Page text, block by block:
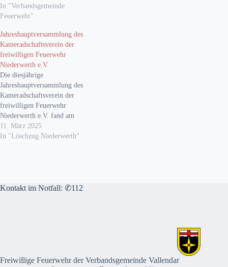
Gasthaus „Zur Rheinschanz“
stattfand, konnte der 1.
eine große Anzahl von
Kameraden begrüßen. Neben
der zahlreich erschienenen
Altersabteilung konnte der
Ortsbürgermeister Josef
Gans, der Beigeordnete der
Verbandsgemeinde Vallendar
Wilfried Münz, der…
In "Verbandsgemeinde
Feuerwehr"
Jahreshauptversammlung des
Kameradschaftsverein der
freiwilligen Feuerwehr
Niederwerth e.V.
Die diesjährige
Jahreshauptversammlung des
Kameradschaftsverein der
freiwilligen Feuerwehr
Niederwerth e.V. fand am
Samstag, den 08. März, im
Gasthaus zur Rheinschanz
aktiven Kameraden und die
11. März 2025
In "Löschzug Niederwerth"
Kontakt im Notfall: ✆112
Freiwillige Feuerwehr der Verbandsgemeinde Vallendar